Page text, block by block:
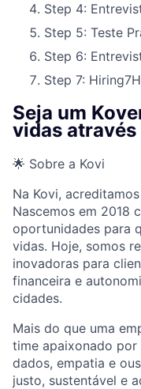
Step 4:
Step 5: Teste
Step 6:
Step 7: Hiring7
Seja um
vidas através
🌟 Sobre a Kovi
Na Kovi,
Nascemos em 2018
oportunidades para
vidas. Hoje, somos
inovadoras para
financeira e
cidades.
Mais do que uma
time apaixonado
dados, empatia e
justo, sustentável e